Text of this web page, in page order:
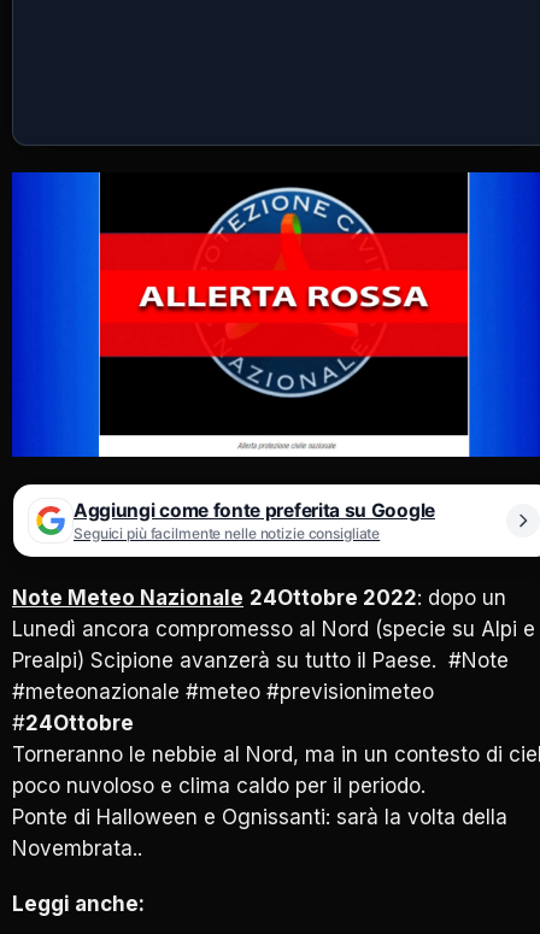
Aggiungi come fonte preferita su Google
Seguici più facilmente nelle notizie consigliate
Note Meteo Nazionale 24Ottobre 2022: dopo un
Lunedì ancora compromesso al Nord (specie su Alpi e
Prealpi) Scipione avanzerà su tutto il Paese. #Note
#meteonazionale #meteo #previsionimeteo
#24Ottobre
Torneranno le nebbie al Nord, ma in un contesto di
poco nuvoloso e clima caldo per il periodo.
Ponte di Halloween e Ognissanti: sarà la volta della
Novembrata..
Leggi anche: